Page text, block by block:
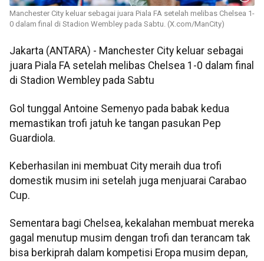
Manchester City keluar sebagai juara Piala FA setelah melibas Chelsea 1-
0 dalam final di Stadion Wembley pada Sabtu. (X.com/ManCity)
Jakarta (ANTARA) - Manchester City keluar sebagai
juara Piala FA setelah melibas Chelsea 1-0 dalam final
di Stadion Wembley pada Sabtu
Gol tunggal Antoine Semenyo pada babak kedua
memastikan trofi jatuh ke tangan pasukan Pep
Guardiola.
Keberhasilan ini membuat City meraih dua trofi
domestik musim ini setelah juga menjuarai Carabao
Cup.
Sementara bagi Chelsea, kekalahan membuat mereka
gagal menutup musim dengan trofi dan terancam tak
bisa berkiprah dalam kompetisi Eropa musim depan,